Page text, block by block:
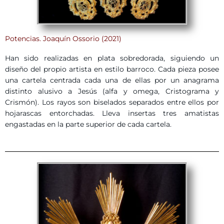
Potencias. Joaquín Ossorio (2021)
Han sido realizadas en plata sobredorada, siguiendo un
diseño del propio artista en estilo barroco. Cada pieza posee
una cartela centrada cada una de ellas por un anagrama
distinto alusivo a Jesús (alfa y omega, Cristograma y
Crismón). Los rayos son biselados separados entre ellos por
hojarascas entorchadas. Lleva insertas tres amatistas
engastadas en la parte superior de cada cartela.